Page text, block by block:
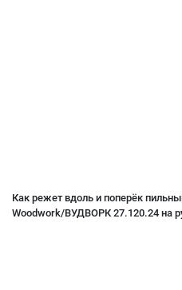
Как режет вдоль и поперёк
Woodwork/ВУДВОРК 27.120.24 на